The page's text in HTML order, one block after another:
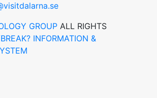
GROUP ALL RIGHTS
INFORMATION &